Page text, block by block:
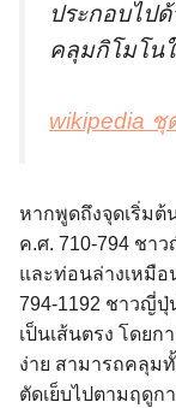
ประกอบไป
คลุมกิโมโน
wikipedia ชุ
หากพูดถึงจุดเริ่มต้
ค.ศ. 710-794 ชา
และท่อนล่างเหมือ
794-1192 ชาวญี่ปุ่
เป็นเส้นตรง โดยก
ง่าย สามารถคลุม
ตัดเย็บไปตามฤดูก